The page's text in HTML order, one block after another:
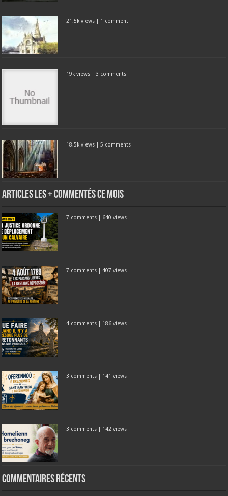
21.5k views | 1 comment
19k views | 3 comments
18.5k views |5 comments
Articles les + commentés ce mois
7 comments | 640 views
7 comments |407 views
4 comments | 186 views
3 comments | 141 views
3 comments | 142 views
Commentaires récents